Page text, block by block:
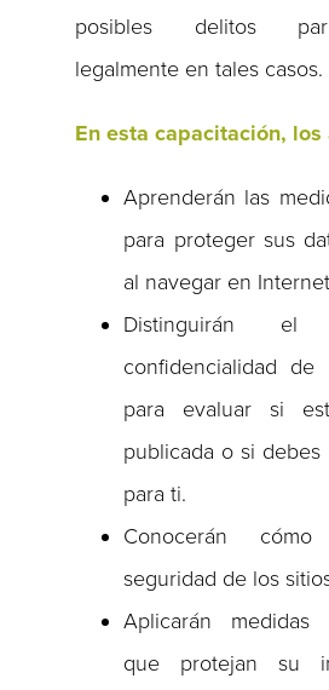
posibles delitos
legalmente en tales casos.
En esta capacitación, los
Aprenderán las
para proteger sus
al navegar en
Distinguirán
confidencialidad de
para evaluar si
publicada o si debes
para ti.
Conocerán
seguridad de los
Aplicarán medidas
que protejan su